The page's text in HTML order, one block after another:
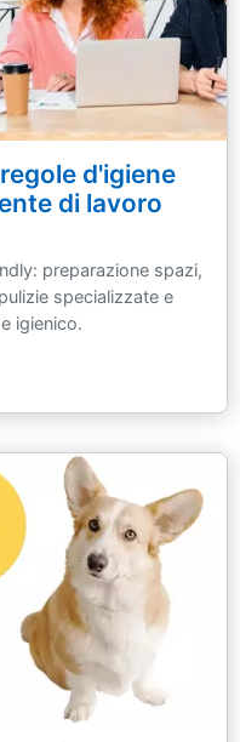
d'igiene
di lavoro
preparazione spazi,
specializzate e
igienico.